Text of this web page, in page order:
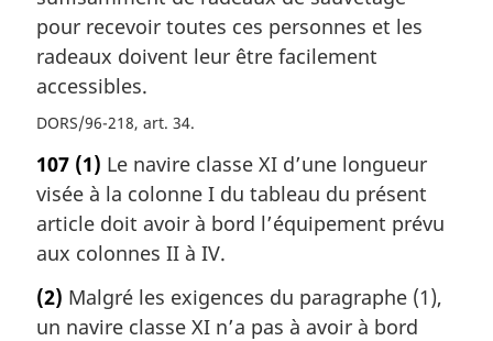
pour recevoir toutes ces personnes et les
radeaux doivent leur être facilement
accessibles.
DORS/96-218, art. 34
107 (1) Le navire classe XI d’une longueur
visée à la colonne I du tableau du présent
article doit avoir à bord l’équipement prévu
aux colonnes II à IV.
(2) Malgré les exigences du paragraphe (1),
un navire classe XI n’a pas à avoir à bord